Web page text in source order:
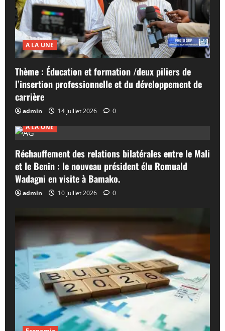
A LA UNE
Thème : Éducation et formation /deux piliers de
l’insertion professionnelle et du développement de
carrière
admin 14 juillet 2026
0
A LA UNE
Réchauffement des relations bilatérales entre le Mali
et le Benin : le nouveau président élu Romuald
Wadagni en visite à Bamako.
admin 10 juillet 2026 0